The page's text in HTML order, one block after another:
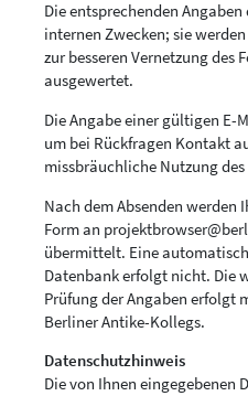
Die entsprechenden
internen Zwecken; sie
zur besseren Vernetzung des
ausgewertet.
Die Angabe einer gültigen E-
um bei Rückfragen Kontakt
missbräuchliche Nutzung
Nach dem Absenden
Form an
übermittelt. Eine
Datenbank erfolgt nicht. Die
Prüfung der Angaben erfolgt
Berliner Antike-Kollegs.
Datenschutzhinweis
Die von Ihnen eingegebenen